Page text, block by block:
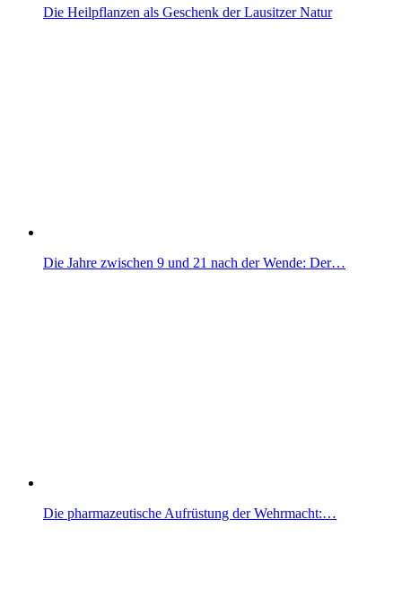
Die Heilpflanzen als Geschenk der Lausitzer Natur
Die Jahre zwischen 9 und 21 nach der Wende: Der…
Die pharmazeutische Aufrüstung der Wehrmacht:…